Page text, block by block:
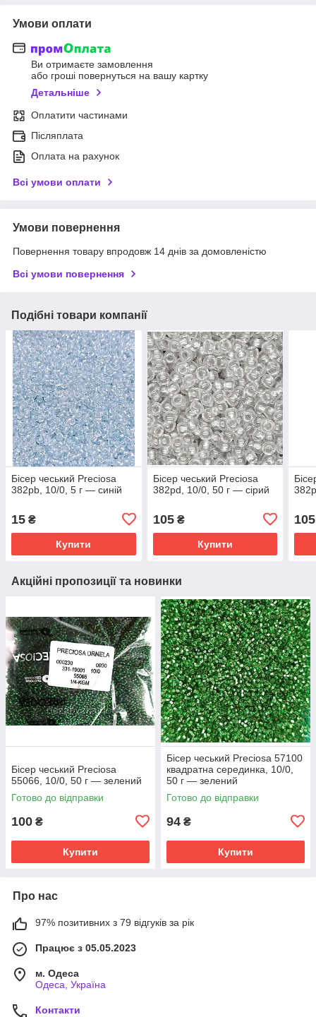
Умови оплати
Ви отримаєте замовлення
або гроші повернуться на вашу картку
Детальніше
Оплатити частинами
Післяплата
Оплата на рахунок
Всі умови оплати
Умови повернення
Повернення товару впродовж 14 днів за домовленістю
Всі умови повернення
Подібні товари компанії
Бісер чеський Preciosa
382pb, 10/0, 5 г — синій
15 ₴
Купити
Бісер чеський Preciosa
382pd, 10/0, 50 г — сірий
105₴
Купити
105
Акційні пропозиції та новинки
Бісер чеський Preciosa
55066, 10/0, 50 г — зелений
Готово до відправки
100 ₴
Купити
Бісер чеський Preciosa 57100
квадратна серединка, 10/0,
50 г — зелений
Готово до відправки
94 ₴
Купити
Про нас
97% позитивних з 79 відгуків за рік
Працює з 05.05.2023
м. Одеса
Одеса, Україна
Контакти